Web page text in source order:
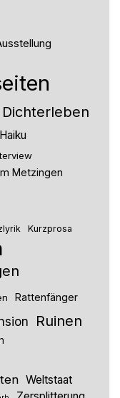
Dichterleben
Haiku
Metzingen
Kurzprosa
Rattenfänger
Ruinen
Weltstaat